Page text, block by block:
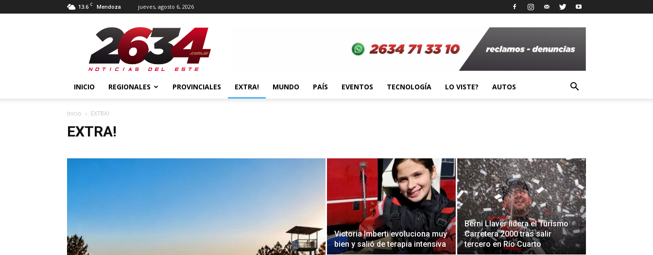
13.6 C Mendoza jueves, agosto 6, 2026
2634
Diario
INICIO REGIONALES PROVINCIALES EXTRA! MUNDO PAÍS EVENTOS TECNOLOGÍA LO VISTE? AUTOS
Inicio EXTRA!
EXTRA!
Victoria Imberti evoluciona muy
bien y salió de terapia intensiva
Berni Llaver lidera el Turismo
Carretera 2000 tras salir
tercero en Río Cuarto